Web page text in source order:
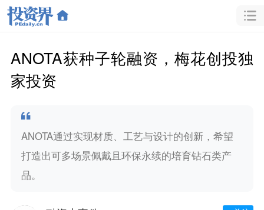
ANOTA获种子轮融资，梅花创投独
家投资
ANOTA通过实现材质、工艺与设计的创新，希望
打造出可多场景佩戴且环保永续的培育钻石类产
品。